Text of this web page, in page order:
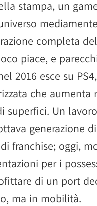
stampa, un
completa
piace, e
2016 esce su
che
superfici. Un
generazione
franchise; oggi,
per i
di un port
ma in mobilità.